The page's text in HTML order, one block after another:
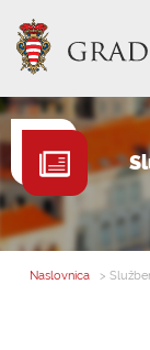
GRADONAČELNIK
Naslovnica >